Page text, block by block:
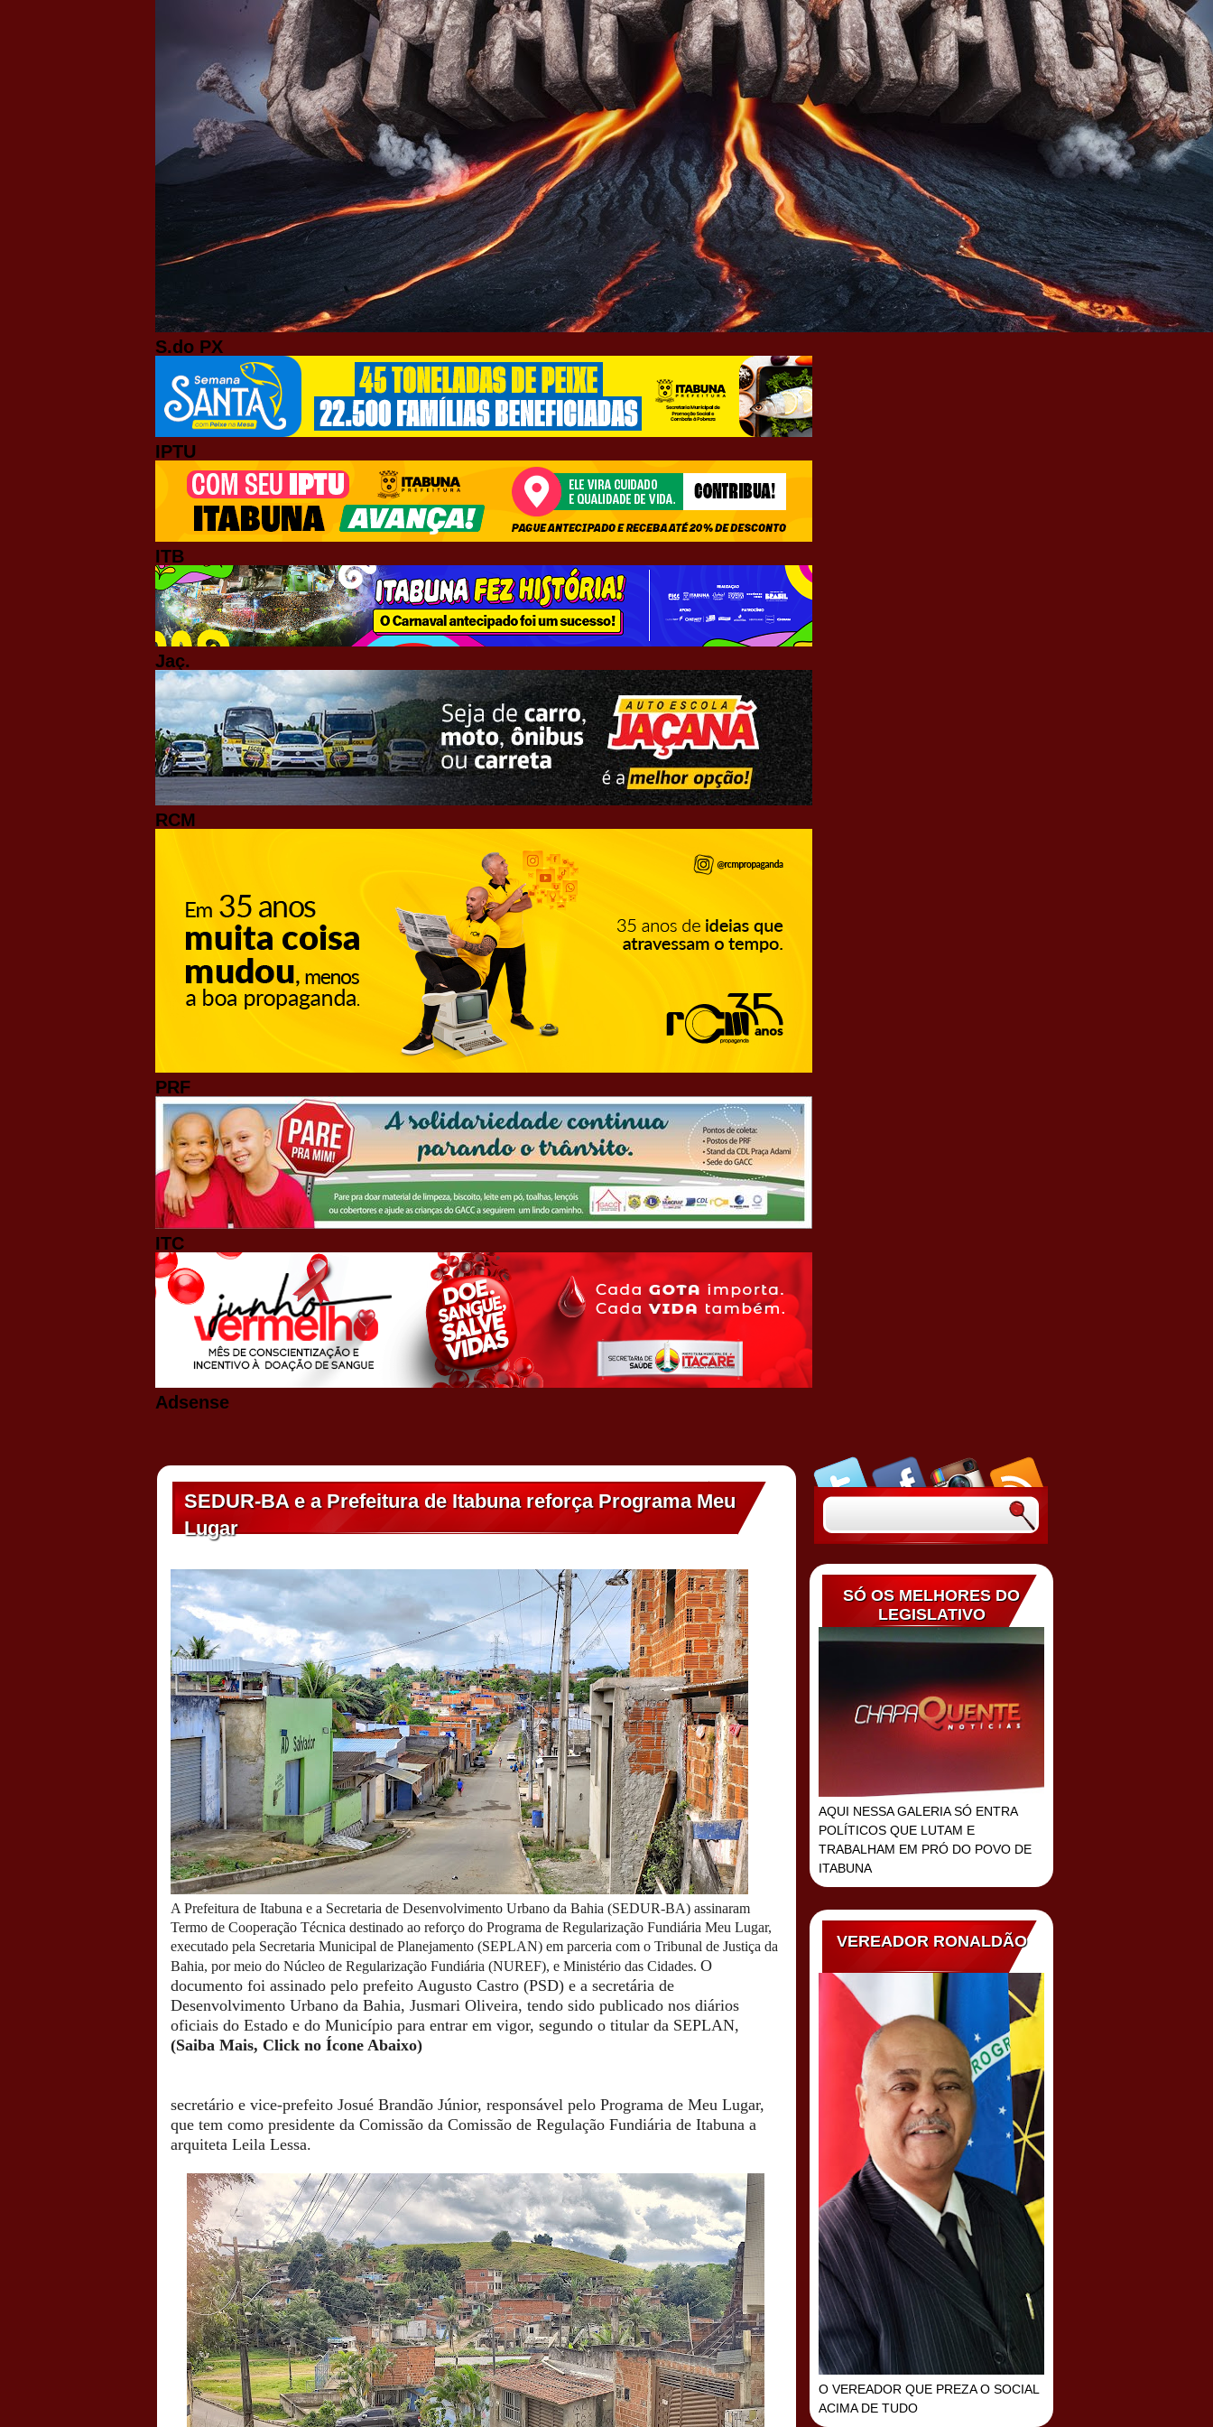
S.do PX
IPTU
ITB
Jaç.
RCM
PRF
ITC
Adsense
SEDUR-BA e a Prefeitura de Itabuna reforça Programa Meu
Lugar
A Prefeitura de Itabuna e a Secretaria de Desenvolvimento Urbano da Bahia (SEDUR-BA) assinaram
Termo de Cooperação Técnica destinado ao reforço do Programa de Regularização Fundiária Meu Lugar,
executado pela Secretaria Municipal de Planejamento (SEPLAN) em parceria com o Tribunal de Justiça da
Bahia, por meio do Núcleo de Regularização Fundiária (NUREF), e Ministério das Cidades. O
documento foi assinado pelo prefeito Augusto Castro (PSD) e a secretária de
Desenvolvimento Urbano da Bahia, Jusmari Oliveira, tendo sido publicado nos diários
oficiais do Estado e do Município para entrar em vigor, segundo o titular da SEPLAN,
(Saiba Mais, Click no Ícone Abaixo)
secretário e vice-prefeito Josué Brandão Júnior, responsável pelo Programa de Meu Lugar,
que tem como presidente da Comissão da Comissão de Regulação Fundiária de Itabuna a
arquiteta Leila Lessa.
SÓ OS MELHORES DO
LEGISLATIVO
AQUI NESSA GALERIA SÓ ENTRA
POLÍTICOS QUE LUTAM E
TRABALHAM EM PRÓ DO POVO DE
ITABUNA
VEREADOR RONALDÃO
O VEREADOR QUE PREZA O SOCIAL
ACIMA DE TUDO